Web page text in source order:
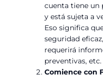
cuenta tiene un
y está sujeta a
Eso significa
seguridad
requerirá
preventivas,
Comience con